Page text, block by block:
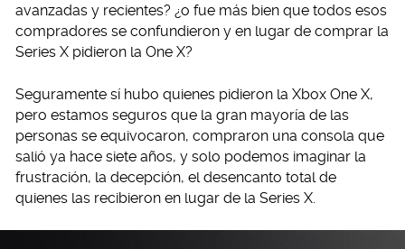
avanzadas y recientes? ¿o fue más bien que todos esos
compradores se confundieron y en lugar de comprar la
Series X pidieron la One X?
Seguramente sí hubo quienes pidieron la Xbox One X,
pero estamos seguros que la gran mayoría de las
personas se equivocaron, compraron una consola que
salió ya hace siete años, y solo podemos imaginar la
frustración, la decepción, el desencanto total de
quienes las recibieron en lugar de la Series X.